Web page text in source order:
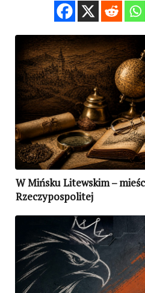
W Mińsku Litewskim –
Rzeczypospolitej